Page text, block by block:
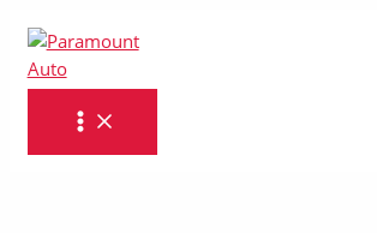
content
Kabut
Foglamp
Fog
Toyota